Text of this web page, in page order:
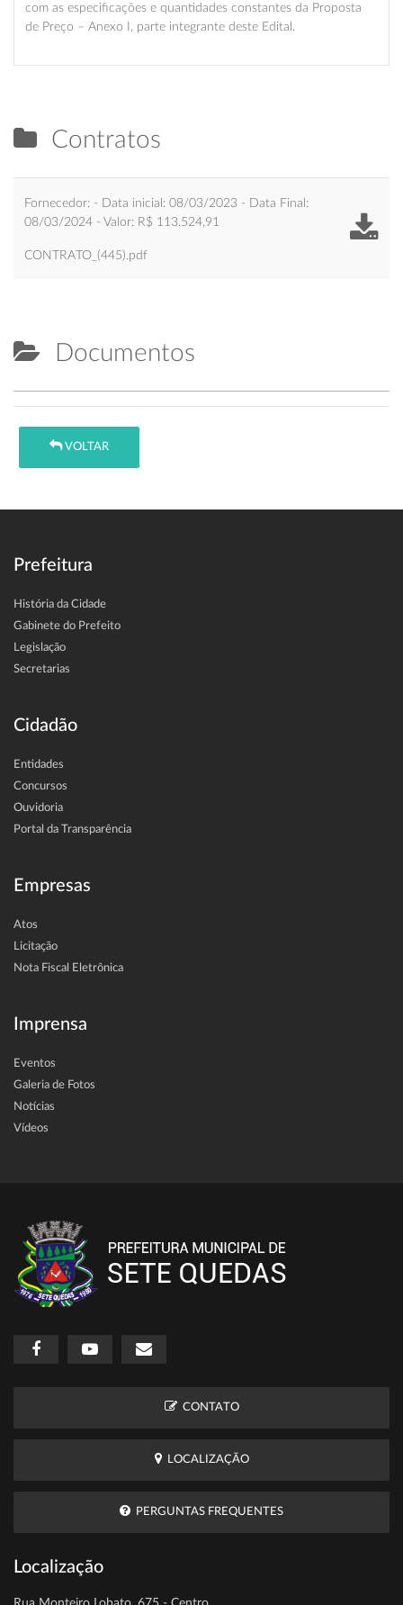
com as especificações e quantidades constantes da Proposta
de Preço – Anexo I, parte integrante deste Edital.
Contratos
Fornecedor: - Data inicial: 08/03/2023 - Data Final:
08/03/2024 - Valor: R$ 113.524,91
CONTRATO_(445).pdf
Documentos
VOLTAR
Prefeitura
História da Cidade
Gabinete do Prefeito
Legislação
Secretarias
Cidadão
Entidades
Concursos
Ouvidoria
Portal da Transparência
Empresas
Atos
Licitação
Nota Fiscal Eletrônica
Imprensa
Eventos
Galeria de Fotos
Notícias
Vídeos
CONTATO
LOCALIZAÇÃO
PERGUNTAS FREQUENTES
Localização